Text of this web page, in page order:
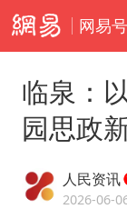
网易号
临泉：
园思政
人民资讯
2026-06-